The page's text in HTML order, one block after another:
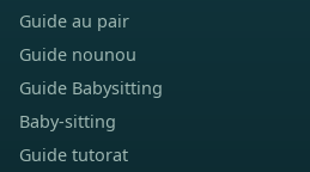
Guide au pair
Guide nounou
Guide Babysitting
Baby-sitting
Guide tutorat